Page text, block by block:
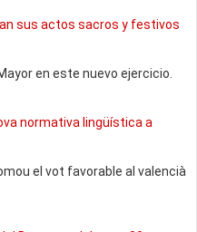
sus actos sacros y festivos
en este nuevo ejercicio.
normativa lingüística a
el vot favorable al valencià